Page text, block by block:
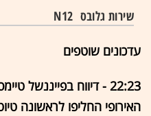
שירות גלובס N12
עדכונים שוטפים
22:23 - דיווח בפייננשל
האירופי החליפו לראשונה